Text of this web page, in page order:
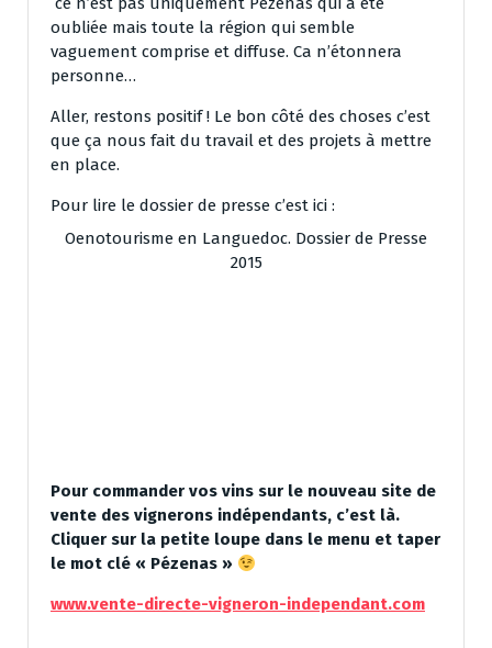
oubliée mais toute la région qui semble
vaguement comprise et diffuse. Ca n’étonnera
personne…
Aller, restons positif ! Le bon côté des choses c’est
que ça nous fait du travail et des projets à mettre
en place.
Pour lire le dossier de presse c’est ici :
Oenotourisme en Languedoc. Dossier de Presse
2015
Pour commander vos vins sur le nouveau site de
vente des vignerons indépendants, c’est là.
Cliquer sur la petite loupe dans le menu et taper
le mot clé « Pézenas »
www.vente-directe-vigneron-independant.com